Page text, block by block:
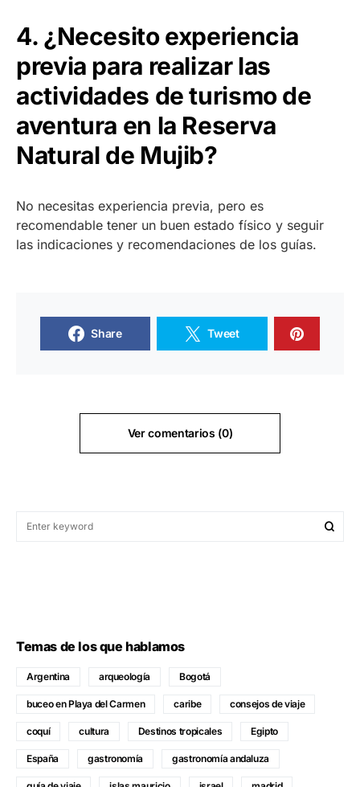
4. ¿Necesito experiencia
previa para realizar las
actividades de turismo de
aventura en la Reserva
Natural de Mujib?
No necesitas experiencia previa, pero es
recomendable tener un buen estado físico y seguir
las indicaciones y recomendaciones de los guías.
Share Tweet
Ver comentarios (0)
Temas de los que hablamos
Argentina arqueología Bogotá
buceo en Playa del Carmen caribe consejos de viaje
coquí cultura Destinos tropicales Egipto
España gastronomía gastronomía andaluza